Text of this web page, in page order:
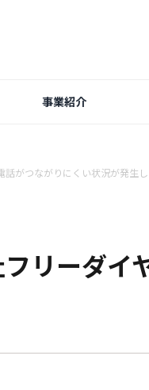
事業紹介
がつながりにくい状況が発生し
リーダイ